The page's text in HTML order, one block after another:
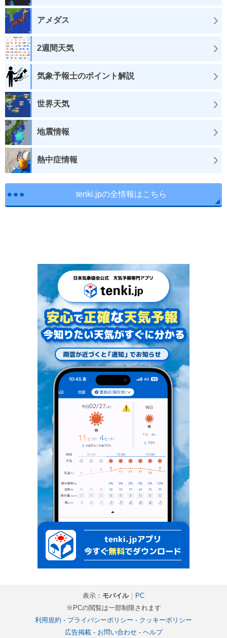
アメダス
2週間天気
気象予報士のポイント解説
世界天気
地震情報
熱中症情報
tenki.jpの全情報はこちら
表示： モバイル｜ PC
※PCの閲覧は一部制限されます
利用規約 - プライバシーポリシー - クッキーポリシー
広告掲載- お問い合わせ- ヘルプ